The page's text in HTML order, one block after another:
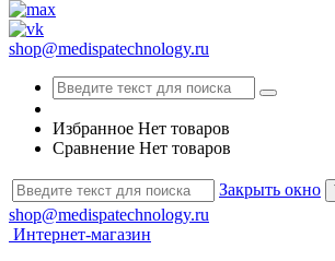
shop@medispatechnology.ru
Избранное Нет товаров
Сравнение Нет товаров
Закрыть окно
shop@medispatechnology.ru
Интернет-магазин